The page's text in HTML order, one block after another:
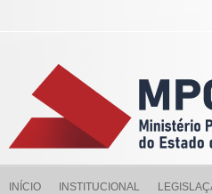
INÍCIO INSTITUCIONAL